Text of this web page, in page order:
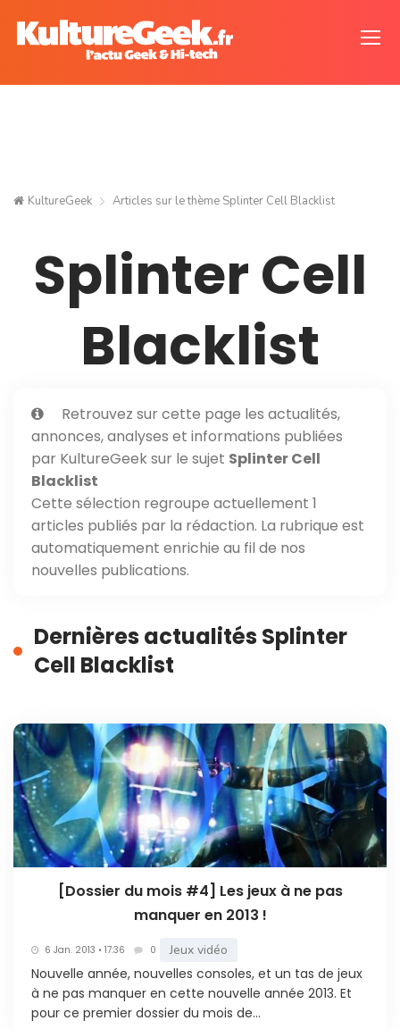
KultureGeek Articles sur le thème Splinter Cell Blacklist
Splinter Cell
Blacklist
Retrouvez sur cette page les actualités,
annonces, analyses et informations publiées
par KultureGeek sur le sujet Splinter Cell
Blacklist
Cette sélection regroupe actuellement 1
articles publiés par la rédaction. La rubrique est
automatiquement enrichie au fil de nos
nouvelles publications.
Dernières actualités Splinter
Cell Blacklist
[Dossier du mois #4] Les jeux à ne pas
manquer en 2013 !
6 Jan. 2013 • 17:36 0 Jeux vidéo
Nouvelle année, nouvelles consoles, et un tas de jeux
à ne pas manquer en cette nouvelle année 2013. Et
pour ce premier dossier du mois de...